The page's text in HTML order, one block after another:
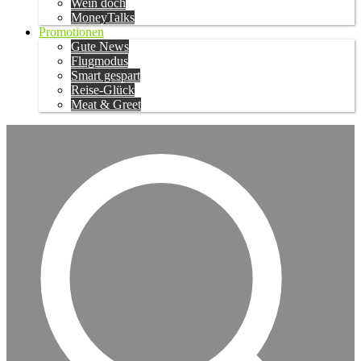
Wein doch
MoneyTalks
Promotionen
Gute News
Flugmodus
Smart gespart
Reise-Glück
Meat & Greet